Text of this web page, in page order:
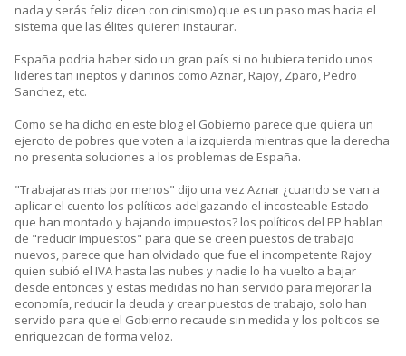
nada y serás feliz dicen con cinismo) que es un paso mas hacia el
sistema que las élites quieren instaurar.
España podria haber sido un gran país si no hubiera tenido unos
lideres tan ineptos y dañinos como Aznar, Rajoy, Zparo, Pedro
Sanchez, etc.
Como se ha dicho en este blog el Gobierno parece que quiera un
ejercito de pobres que voten a la izquierda mientras que la derecha
no presenta soluciones a los problemas de España.
"Trabajaras mas por menos" dijo una vez Aznar ¿cuando se van a
aplicar el cuento los políticos adelgazando el incosteable Estado
que han montado y bajando impuestos? los políticos del PP hablan
de "reducir impuestos" para que se creen puestos de trabajo
nuevos, parece que han olvidado que fue el incompetente Rajoy
quien subió el IVA hasta las nubes y nadie lo ha vuelto a bajar
desde entonces y estas medidas no han servido para mejorar la
economía, reducir la deuda y crear puestos de trabajo, solo han
servido para que el Gobierno recaude sin medida y los polticos se
enriquezcan de forma veloz.